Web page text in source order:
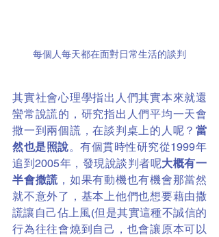
每個人每天都在面對日常生活的談判
其實社會心理學指出人們其實本來就還
蠻常說謊的，研究指出人們平均一天會
撒一到兩個謊，在談判桌上的人呢？ 當
然也是照說。有個貫時性研究從1999年
追到2005年，發現說談判者呢大概有一
半會撒謊 ，如果有動機也有機會那當然
就不意外了，基本上他們也想要藉由撒
謊讓自己佔上風(但是其實這種不誠信的
行為往往會燒到自己，也會讓原本可以